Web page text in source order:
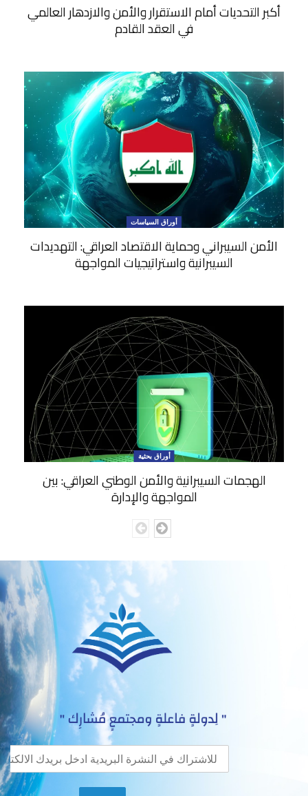
أكبر التحديات أمام الاستقرار والأمن والازدهار العالمي
في العقد القادم
أوراق السياسات
الأمن السيبراني وحماية الاقتصاد العراقي: التهديدات
السيبرانية واستراتيجيات المواجهة
أوراق بحثية
الهجمات السيبرانية والأمن الوطني العراقي: بين
المواجهة والإدارة